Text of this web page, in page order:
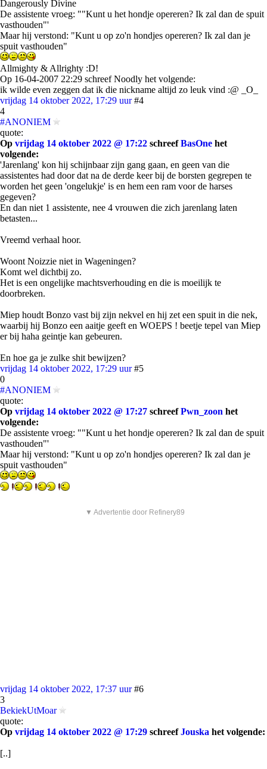
Dangerously Divine
De assistente vroeg: ""Kunt u het hondje opereren? Ik zal dan de spuit
vasthouden"'
Maar hij verstond: "Kunt u op zo'n hondjes opereren? Ik zal dan je
spuit vasthouden"
Allmighty & Allrighty :D!
Op 16-04-2007 22:29 schreef Noodly het volgende:
ik wilde even zeggen dat ik die nickname altijd zo leuk vind :@ _O_
vrijdag 14 oktober 2022, 17:29 uur #4
4
#ANONIEM
quote:
Op vrijdag 14 oktober 2022 @ 17:22 schreefBasOne het
volgende:
'Jarenlang' kon hij schijnbaar zijn gang gaan, en geen van die
assistentes had door dat na de derde keer bij de borsten gegrepen te
worden het geen 'ongelukje' is en hem een ram voor de harses
gegeven?
En dan niet 1 assistente, nee 4 vrouwen die zich jarenlang laten
betasten...
Vreemd verhaal hoor.
Woont Noizzie niet in Wageningen?
Komt wel dichtbij zo.
Het is een ongelijke machtsverhouding en die is moeilijk te
doorbreken.
Miep houdt Bonzo vast bij zijn nekvel en hij zet een spuit in die nek,
waarbij hij Bonzo een aaitje geeft en WOEPS ! beetje tepel van Miep
er bij haha geintje kan gebeuren.
En hoe ga je zulke shit bewijzen?
vrijdag 14 oktober 2022, 17:29 uur #5
0
#ANONIEM
quote:
Op vrijdag 14 oktober 2022 @ 17:27 schreefPwn_zoon het
volgende:
De assistente vroeg: ""Kunt u het hondje opereren? Ik zal dan de spuit
vasthouden"'
Maar hij verstond: "Kunt u op zo'n hondjes opereren? Ik zal dan je
spuit vasthouden"
▼ Advertentie door Refinery89
vrijdag 14 oktober 2022, 17:37 uur #6
3
BekiekUtMoar
quote:
Op vrijdag 14 oktober 2022 @ 17:29 schreefJouska het volgende:
[..]